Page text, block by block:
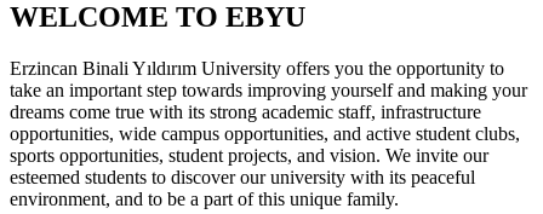
WELCOME TO EBYU
Erzincan Binali Yıldırım University offers you the opportunity to
take an important step towards improving yourself and making your
dreams come true with its strong academic staff, infrastructure
opportunities, wide campus opportunities, and active student clubs,
sports opportunities, student projects, and vision. We invite our
esteemed students to discover our university with its peaceful
environment, and to be a part of this unique family.